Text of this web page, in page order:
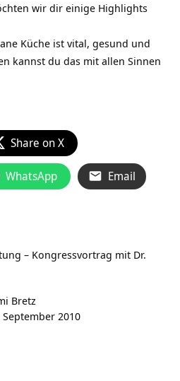
wir dir einige Highlights
Küche ist vital, gesund und
kannst du das mit allen Sinnen
Share on X
WhatsApp Email
– Kongressvortrag mit Dr.
Bretz
2010